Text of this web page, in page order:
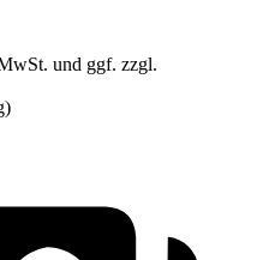
und ggf. zzgl.
)